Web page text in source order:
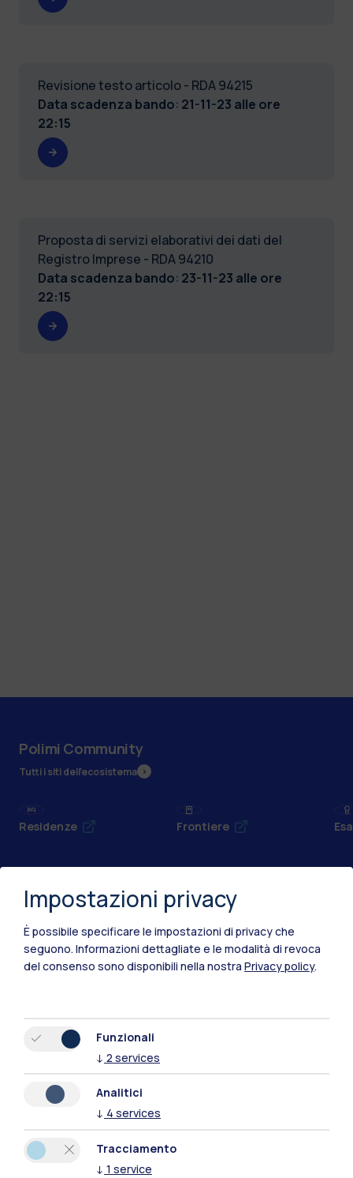
Revisione testo articolo - RDA 94215
Data scadenza bando: 21-11-23 alle ore
22:15
Proposta di servizi elaborativi dei dati del
Registro Imprese - RDA 94210
Data scadenza bando: 23-11-23 alle ore
22:15
Polimi Community
Tutti i siti dell’ecosistema
Residenze Frontiere
IT EN
Sedi
Milano Leonardo
Milano Bovisa
Impostazioni privacy
È possibile specificare le impostazioni di privacy che
seguono. Informazioni dettagliate e le modalità di revoca
del consenso sono disponibili nella nostra Privacy policy.
Funzionali
↓ 2 services
Analitici
↓ 4 services
Tracciamento
↓ 1 service